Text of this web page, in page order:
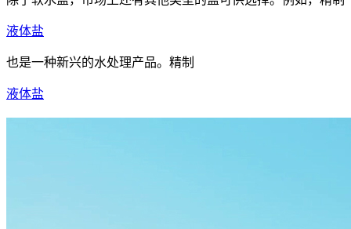
液体盐
也是一种新兴的水处理产品。精制
液体盐